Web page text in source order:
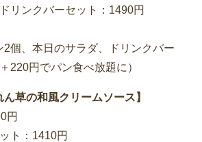
リンクバーセット：1490円
個、本日のサラダ、ドリンクバー
220円でパン食べ放題に）
ん草の和風クリームソース】
円
ト：1410円